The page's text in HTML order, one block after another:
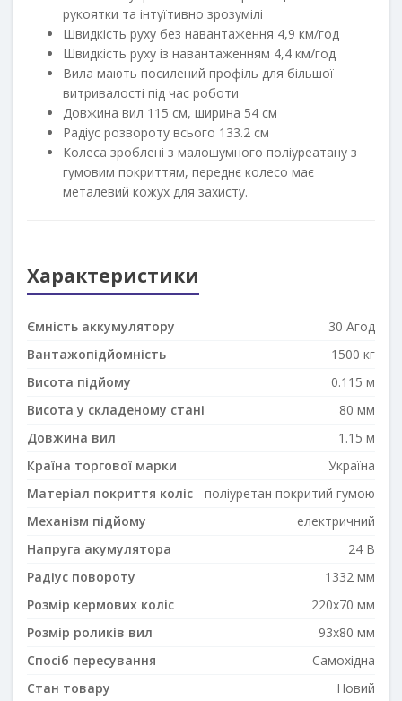
рукоятки та інтуїтивно зрозумілі
Швидкість руху без навантаження 4,9 км/год
Швидкість руху із навантаженням 4,4 км/год
Вила мають посилений профіль для більшої
витривалості під час роботи
Довжина вил 115 см, ширина 54 см
Радіус розвороту всього 133.2 см
Колеса зроблені з малошумного поліуреатану з
гумовим покриттям, переднє колесо має
металевий кожух для захисту.
Характеристики
Ємність аккумулятору
30 Агод
Вантажопідйомність
1500 кг
Висота підйому
0.115 м
Висота у складеному стані
80 мм
Довжина вил
1.15 м
Країна торгової марки
Україна
Матеріал покриття коліс
поліуретан покритий гумою
Механізм підйому
електричний
Напруга акумулятора
24 В
Радіус повороту
1332 мм
Розмір кермових коліс
220x70 мм
Розмір роликів вил
93x80 мм
Спосіб пересування
Самохідна
Стан товару
Новий